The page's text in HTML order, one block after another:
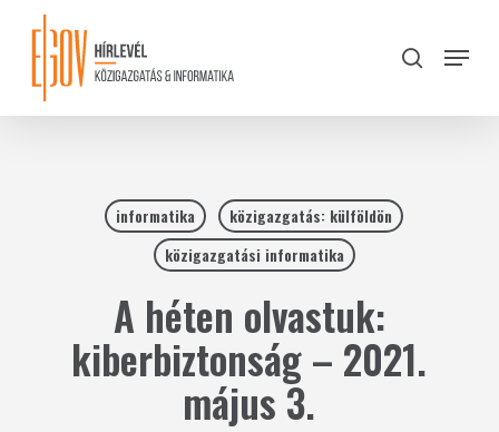
content
search
Menu
informatika
közigazgatás: külföldön
közigazgatási informatika
A héten olvastuk:
kiberbiztonság – 2021.
május 3.
Close